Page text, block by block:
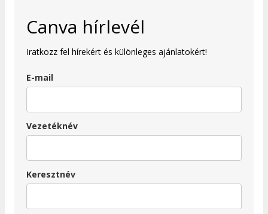
Canva hírlevél
Iratkozz fel hírekért és különleges ajánlatokért!
E-mail
Vezetéknév
Keresztnév